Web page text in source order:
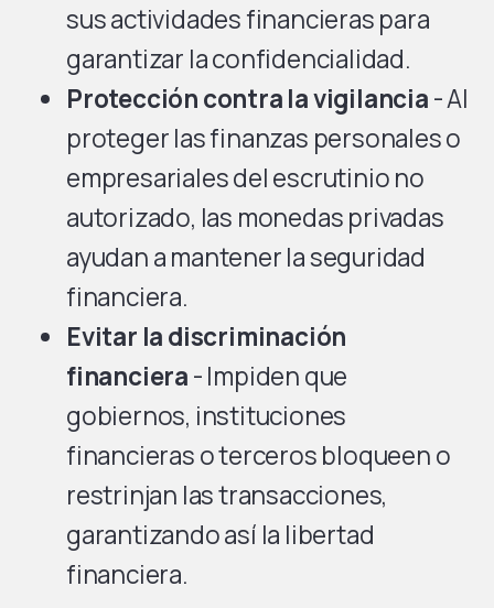
sus actividades financieras para
garantizar la confidencialidad.
Protección contra la vigilancia- Al
proteger las finanzas personales o
empresariales del escrutinio no
autorizado, las monedas privadas
ayudan a mantener la seguridad
financiera.
Evitar la discriminación
financiera- Impiden que
gobiernos, instituciones
financieras o terceros bloqueen o
restrinjan las transacciones,
garantizando así la libertad
financiera.